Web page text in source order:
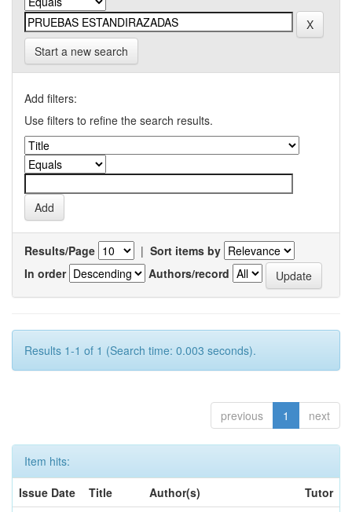
Start a new search
Add filters:
Use filters to refine the search results.
Results/Page | Sort items by
In order
Authors/record
Results 1-1 of 1 (Search time: 0.003 seconds).
previous 1 next
Item hits:
Issue Date
Title Author(s)
Tutor